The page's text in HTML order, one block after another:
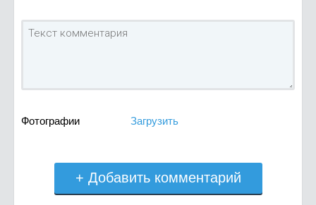
Фотографии Загрузить
+ Добавить комментарий